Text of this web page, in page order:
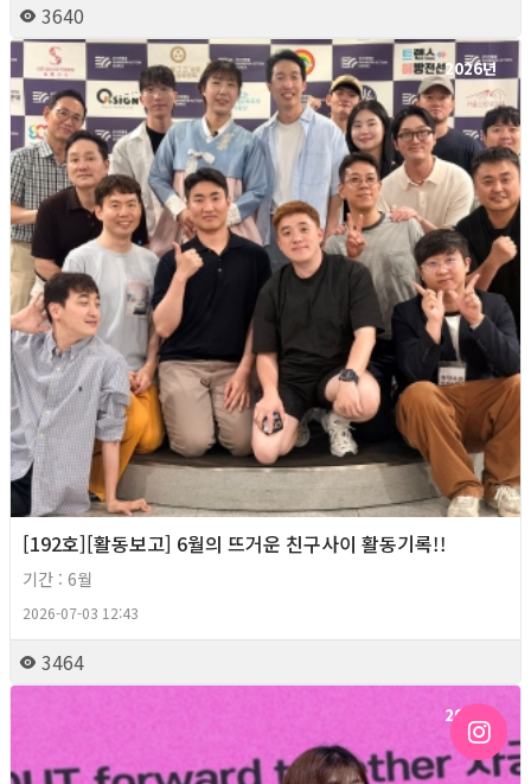
3640
2026년
[192호][활동보고] 6월의 뜨거운 친구사이 활동기록!!
기간 : 6월
2026-07-03 12:43
3464
2026년